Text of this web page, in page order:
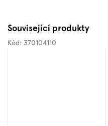
Související produkty
Kód: 370104110